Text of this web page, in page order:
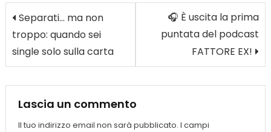
Navigazione
articoli
Separati… ma non
troppo: quando sei
single solo sulla carta
🎧 È uscita la prima
puntata del podcast
FATTORE EX!
Lascia un commento
Il tuo indirizzo email non sarà pubblicato. I campi